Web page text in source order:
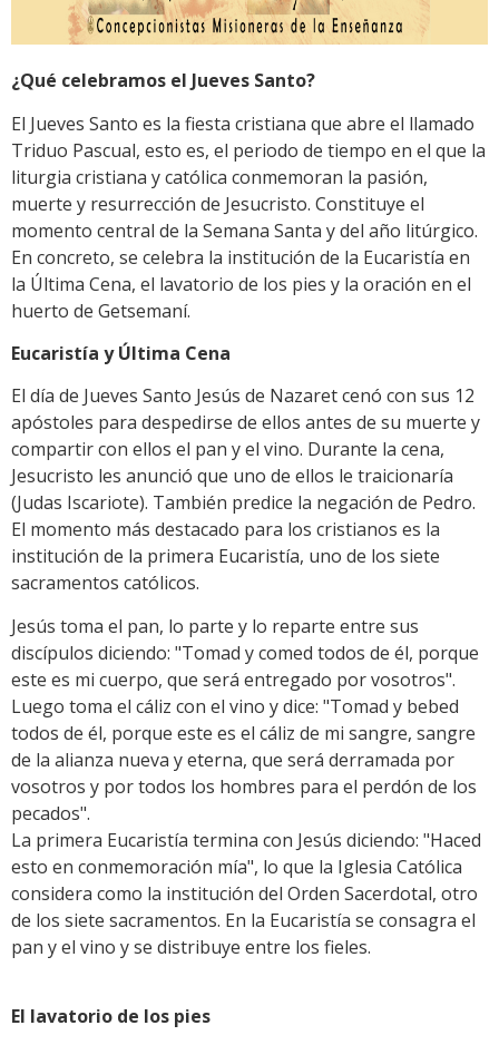
¿Qué celebramos el Jueves Santo?
El Jueves Santo es la fiesta cristiana que abre el llamado
Triduo Pascual, esto es, el periodo de tiempo en el que la
liturgia cristiana y católica conmemoran la pasión,
muerte y resurrección de Jesucristo. Constituye el
momento central de la Semana Santa y del año litúrgico.
En concreto, se celebra la institución de la Eucaristía en
la Última Cena, el lavatorio de los pies y la oración en el
huerto de Getsemaní.
Eucaristía y Última Cena
El día de Jueves Santo Jesús de Nazaret cenó con sus 12
apóstoles para despedirse de ellos antes de su muerte y
compartir con ellos el pan y el vino. Durante la cena,
Jesucristo les anunció que uno de ellos le traicionaría
(Judas Iscariote). También predice la negación de Pedro.
El momento más destacado para los cristianos es la
institución de la primera Eucaristía, uno de los siete
sacramentos católicos.
Jesús toma el pan, lo parte y lo reparte entre sus
discípulos diciendo: "Tomad y comed todos de él, porque
este es mi cuerpo, que será entregado por vosotros".
Luego toma el cáliz con el vino y dice: "Tomad y bebed
todos de él, porque este es el cáliz de mi sangre, sangre
de la alianza nueva y eterna, que será derramada por
vosotros y por todos los hombres para el perdón de los
pecados".
La primera Eucaristía termina con Jesús diciendo: "Haced
esto en conmemoración mía", lo que la Iglesia Católica
considera como la institución del Orden Sacerdotal, otro
de los siete sacramentos. En la Eucaristía se consagra el
pan y el vino y se distribuye entre los fieles.
El lavatorio de los pies